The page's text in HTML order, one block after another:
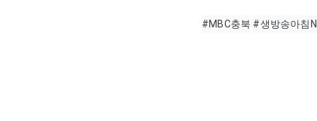
#MBC충북 #생방송아침N